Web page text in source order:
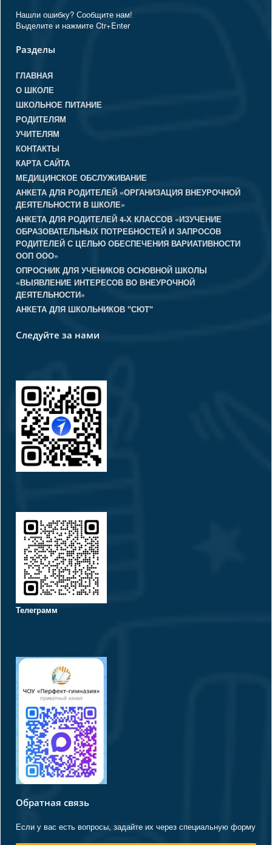
Нашли ошибку? Сообщите нам!
Выделите и нажмите Ctr+Enter
Разделы
ГЛАВНАЯ
О ШКОЛЕ
ШКОЛЬНОЕ ПИТАНИЕ
РОДИТЕЛЯМ
УЧИТЕЛЯМ
КОНТАКТЫ
КАРТА САЙТА
МЕДИЦИНСКОЕ ОБСЛУЖИВАНИЕ
АНКЕТА ДЛЯ РОДИТЕЛЕЙ «ОРГАНИЗАЦИЯ ВНЕУРОЧНОЙ
ДЕЯТЕЛЬНОСТИ В ШКОЛЕ»
АНКЕТА ДЛЯ РОДИТЕЛЕЙ 4-Х КЛАССОВ «ИЗУЧЕНИЕ
ОБРАЗОВАТЕЛЬНЫХ ПОТРЕБНОСТЕЙ И ЗАПРОСОВ
РОДИТЕЛЕЙ С ЦЕЛЬЮ ОБЕСПЕЧЕНИЯ ВАРИАТИВНОСТИ
ООП ООО»
ОПРОСНИК ДЛЯ УЧЕНИКОВ ОСНОВНОЙ ШКОЛЫ
«ВЫЯВЛЕНИЕ ИНТЕРЕСОВ ВО ВНЕУРОЧНОЙ
ДЕЯТЕЛЬНОСТИ»
АНКЕТА ДЛЯ ШКОЛЬНИКОВ "СЮТ"
Следуйте за нами
Телеграмм
Обратная связь
Если у вас есть вопросы, задайте их через специальную форму